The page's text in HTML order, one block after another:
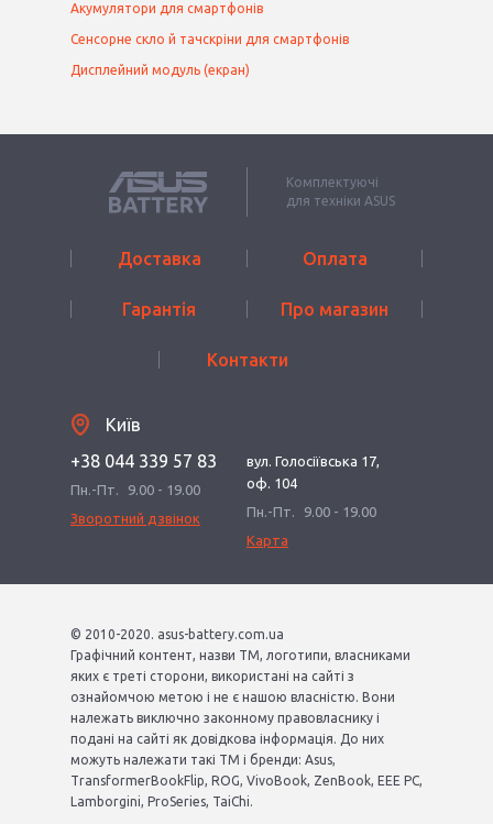
Акумулятори для смартфонів
Сенсорне скло й тачскріни для смартфонів
Дисплейний модуль (екран)
Комплектуючі
для техніки ASUS
Доставка Оплата
Гарантія Про магазин
Контакти
Київ
+38 044 339 57 83
Пн.-Пт.
9.00 - 19.00
Зворотний дзвінок
вул. Голосіївська 17,
оф. 104
Пн.-Пт.
9.00 - 19.00
Карта
© 2010-2020. asus-battery.com.ua
Графічний контент, назви ТМ, логотипи, власниками
яких є треті сторони, використані на сайті з
ознайомчою метою і не є нашою власністю. Вони
належать виключно законному правовласнику і
подані на сайті як довідкова інформація. До них
можуть належати такі ТМ і бренди: Asus,
TransformerBookFlip, ROG, VivoBook, ZenBook, EEE PC,
Lamborgini, ProSeries, TaiChi.